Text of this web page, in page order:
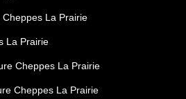
La Prairie
La Prairie
Cheppes La Prairie
Cheppes La Prairie